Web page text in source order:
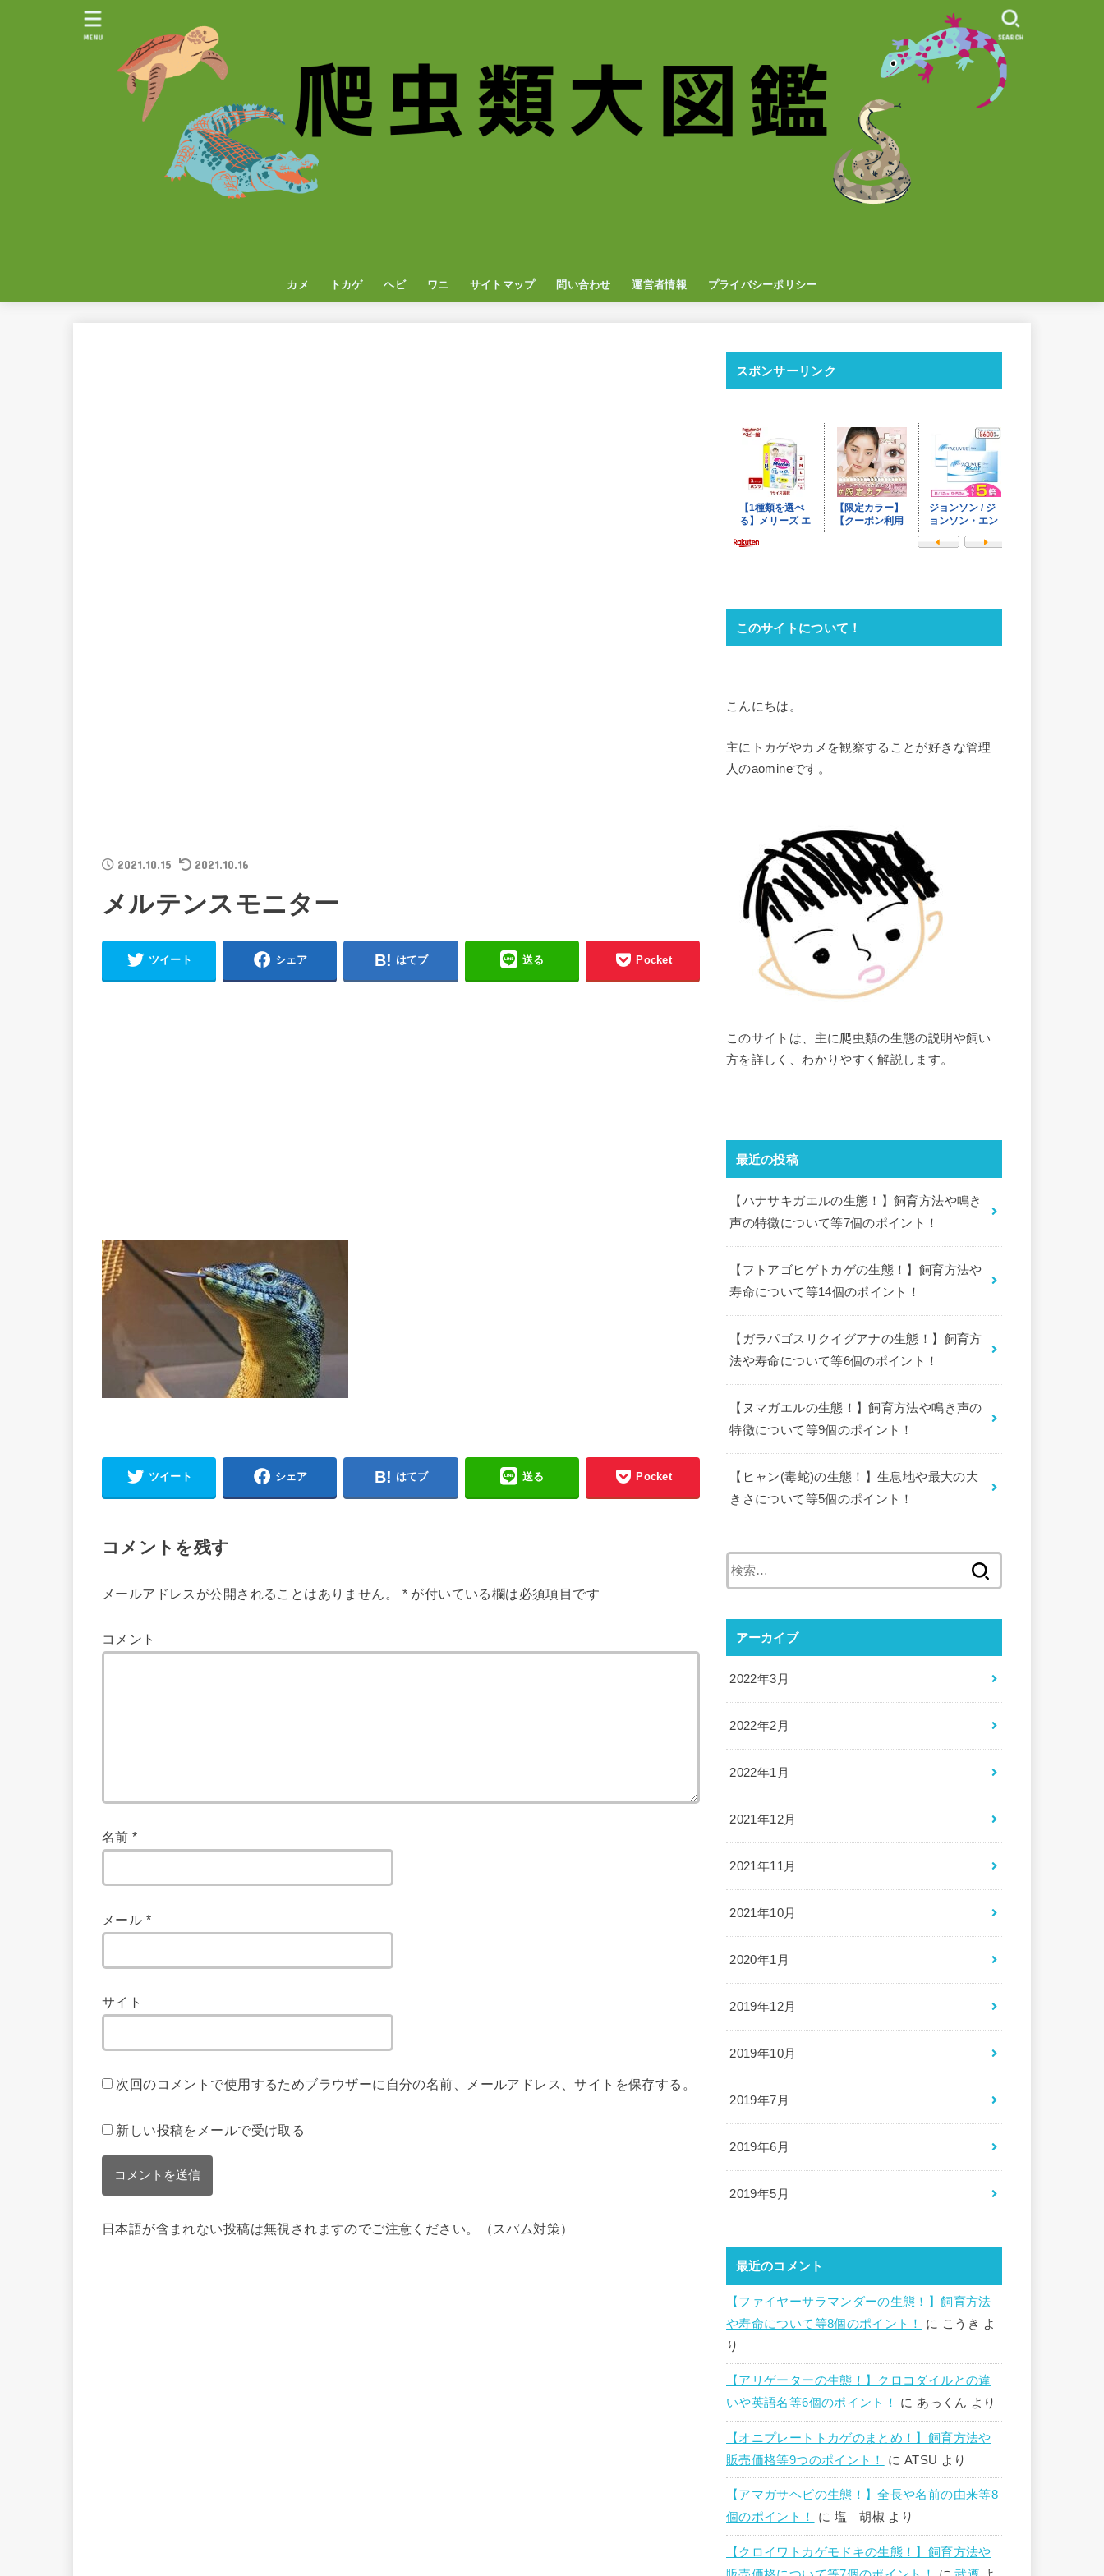
カメ トカゲ ヘビ ワニ サイトマップ 問い合わせ 運営者情報 プライバシーポリシー
SEARCH
MENU
2021.10.15 2021.10.16
メルテンスモニター
ツイート シェア はてブ 送る Pocket
ツイート シェア はてブ 送る Pocket
コメントを残す
メールアドレスが公開されることはありません。 *が付いている欄は必須項目です
コメント
名前*
メール *
サイト
次回のコメントで使用するためブラウザーに自分の名前、メールアドレス、サイトを保存する。
新しい投稿をメールで受け取る
日本語が含まれない投稿は無視されますのでご注意ください。（スパム対策）
スポンサーリンク
このサイトについて！
こんにちは。
主にトカゲやカメを観察することが好きな管理
人のaomineです。
このサイトは、主に爬虫類の生態の説明や飼い
方を詳しく、わかりやすく解説します。
最近の投稿
【ハナサキガエルの生態！】飼育方法や鳴き
声の特徴について等7個のポイント！
【フトアゴヒゲトカゲの生態！】飼育方法や
寿命について等14個のポイント！
【ガラパゴスリクイグアナの生態！】飼育方
法や寿命について等6個のポイント！
【ヌマガエルの生態！】飼育方法や鳴き声の
特徴について等9個のポイント！
【ヒャン(毒蛇)の生態！】生息地や最大の大
きさについて等5個のポイント！
索:
アーカイブ
2022年3月
2022年2月
2022年1月
2021年12月
2021年11月
2021年10月
2020年1月
2019年12月
2019年10月
2019年7月
2019年6月
2019年5月
最近のコメント
【ファイヤーサラマンダーの生態！】飼育方法
や寿命について等8個のポイント！
に こうき よ
り
【アリゲーターの生態！】クロコダイルとの違
いや英語名等6個のポイント！
に あっくん より
【オニプレートトカゲのまとめ！】飼育方法や
販売価格等9つのポイント！
に ATSU より
【アマガサヘビの生態！】全長や名前の由来等8
個のポイント！
に 塩 胡椒 より
【クロイワトカゲモドキの生態！】飼育方法や